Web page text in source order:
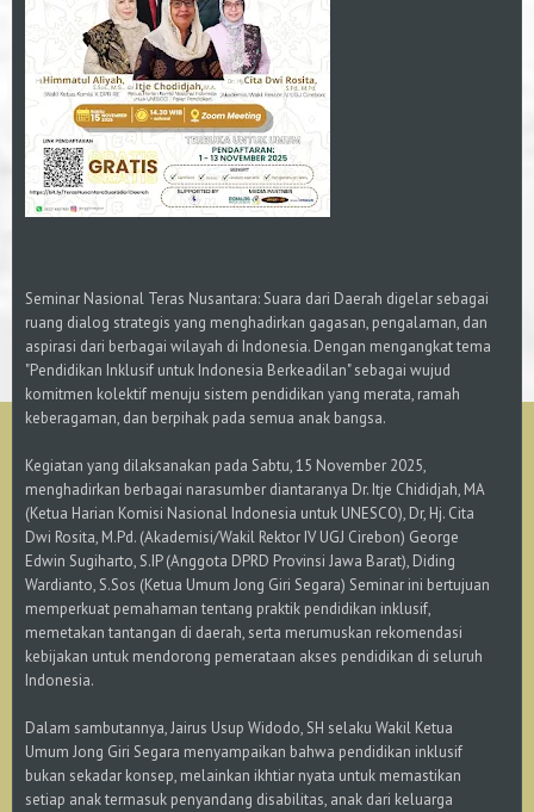
Seminar Nasional Teras Nusantara: Suara dari Daerah digelar sebagai
ruang dialog strategis yang menghadirkan gagasan, pengalaman, dan
aspirasi dari berbagai wilayah di Indonesia. Dengan mengangkat tema
"Pendidikan Inklusif untuk Indonesia Berkeadilan" sebagai wujud
komitmen kolektif menuju sistem pendidikan yang merata, ramah
keberagaman, dan berpihak pada semua anak bangsa.
Kegiatan yang dilaksanakan pada Sabtu, 15 November 2025,
menghadirkan berbagai narasumber diantaranya Dr. Itje Chididjah, MA
(Ketua Harian Komisi Nasional Indonesia untuk UNESCO), Dr, Hj. Cita
Dwi Rosita, M.Pd. (Akademisi/Wakil Rektor IV UGJ Cirebon) George
Edwin Sugiharto, S.IP (Anggota DPRD Provinsi Jawa Barat), Diding
Wardianto, S.Sos (Ketua Umum Jong Giri Segara) Seminar ini bertujuan
memperkuat pemahaman tentang praktik pendidikan inklusif,
memetakan tantangan di daerah, serta merumuskan rekomendasi
kebijakan untuk mendorong pemerataan akses pendidikan di seluruh
Indonesia.
Dalam sambutannya, Jairus Usup Widodo, SH selaku Wakil Ketua
Umum Jong Giri Segara menyampaikan bahwa pendidikan inklusif
bukan sekadar konsep, melainkan ikhtiar nyata untuk memastikan
setiap anak termasuk penyandang disabilitas, anak dari keluarga